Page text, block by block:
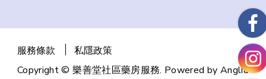
服務條款
私隱政策
Copyright © 樂善堂社區藥房服務. Powered by Anglia